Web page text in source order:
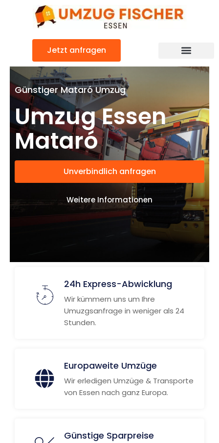
Jetzt anfragen
Günstiger Mataró Umzug
Umzug Essen
Mataró
Unverbindlich anfragen
Weitere Informationen
24h Express-Abwicklung
Wir kümmern uns um Ihre
Umuzgsanfrage in weniger als 24
Stunden.
Europaweite Umzüge
Wir erledigen Umzüge & Transporte
von Essen nach ganz Europa.
Günstige Sparpreise